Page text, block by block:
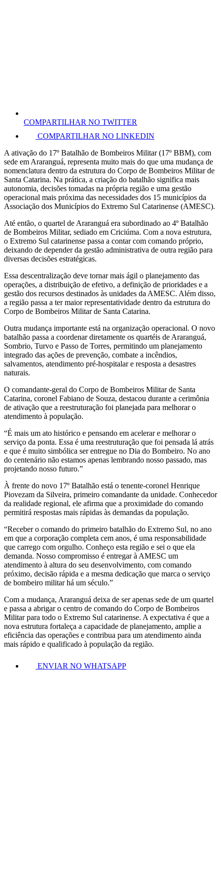
COMPARTILHAR NO TWITTER
COMPARTILHAR NO LINKEDIN
A ativação do 17º Batalhão de Bombeiros Militar (17º BBM), com
sede em Araranguá, representa muito mais do que uma mudança de
nomenclatura dentro da estrutura do Corpo de Bombeiros Militar de
Santa Catarina. Na prática, a criação do batalhão significa mais
autonomia, decisões tomadas na própria região e uma gestão
operacional mais próxima das necessidades dos 15 municípios da
Associação dos Municípios do Extremo Sul Catarinense (AMESC).
Até então, o quartel de Araranguá era subordinado ao 4º Batalhão
de Bombeiros Militar, sediado em Criciúma. Com a nova estrutura,
o Extremo Sul catarinense passa a contar com comando próprio,
deixando de depender da gestão administrativa de outra região para
diversas decisões estratégicas.
Essa descentralização deve tornar mais ágil o planejamento das
operações, a distribuição de efetivo, a definição de prioridades e a
gestão dos recursos destinados às unidades da AMESC. Além disso,
a região passa a ter maior representatividade dentro da estrutura do
Corpo de Bombeiros Militar de Santa Catarina.
Outra mudança importante está na organização operacional. O novo
batalhão passa a coordenar diretamente os quartéis de Araranguá,
Sombrio, Turvo e Passo de Torres, permitindo um planejamento
integrado das ações de prevenção, combate a incêndios,
salvamentos, atendimento pré-hospitalar e resposta a desastres
naturais.
O comandante-geral do Corpo de Bombeiros Militar de Santa
Catarina, coronel Fabiano de Souza, destacou durante a cerimônia
de ativação que a reestruturação foi planejada para melhorar o
atendimento à população.
“É mais um ato histórico e pensando em acelerar e melhorar o
serviço da ponta. Essa é uma reestruturação que foi pensada lá atrás
e que é muito simbólica ser entregue no Dia do Bombeiro. No ano
do centenário não estamos apenas lembrando nosso passado, mas
projetando nosso futuro.”
À frente do novo 17º Batalhão está o tenente-coronel Henrique
Piovezam da Silveira, primeiro comandante da unidade. Conhecedor
da realidade regional, ele afirma que a proximidade do comando
permitirá respostas mais rápidas às demandas da população.
“Receber o comando do primeiro batalhão do Extremo Sul, no ano
em que a corporação completa cem anos, é uma responsabilidade
que carrego com orgulho. Conheço esta região e sei o que ela
demanda. Nosso compromisso é entregar à AMESC um
atendimento à altura do seu desenvolvimento, com comando
próximo, decisão rápida e a mesma dedicação que marca o serviço
de bombeiro militar há um século.”
Com a mudança, Araranguá deixa de ser apenas sede de um quartel
e passa a abrigar o centro de comando do Corpo de Bombeiros
Militar para todo o Extremo Sul catarinense. A expectativa é que a
nova estrutura fortaleça a capacidade de planejamento, amplie a
eficiência das operações e contribua para um atendimento ainda
mais rápido e qualificado à população da região.
ENVIAR NO WHATSAPP